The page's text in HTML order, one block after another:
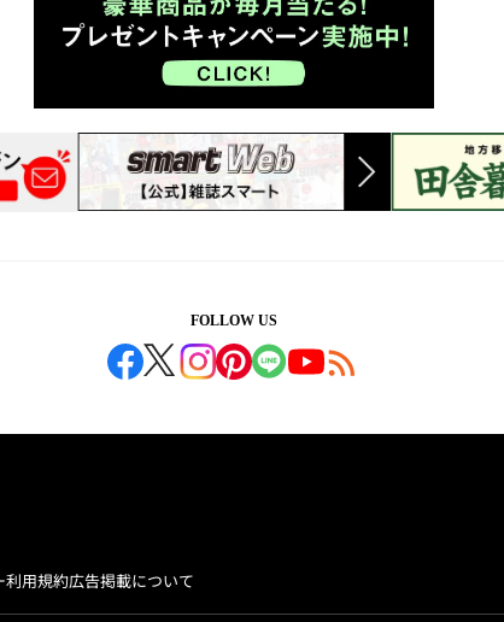
FOLLOW US
利用規約広告掲載について